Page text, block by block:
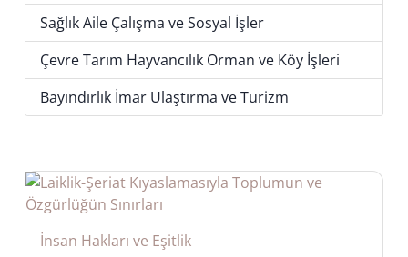
Sağlık Aile Çalışma ve Sosyal İşler
Çevre Tarım Hayvancılık Orman ve Köy İşleri
Bayındırlık İmar Ulaştırma ve Turizm
İnsan Hakları ve Eşitlik